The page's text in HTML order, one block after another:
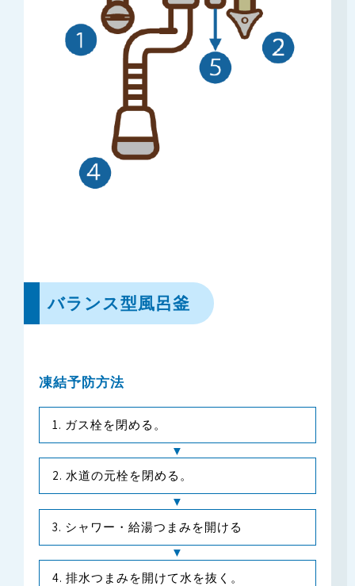
バランス型風呂釜
凍結予防方法
ガス栓を閉める。
水道の元栓を閉める。
シャワー・給湯つまみを開ける
排水つまみを開けて水を抜く。